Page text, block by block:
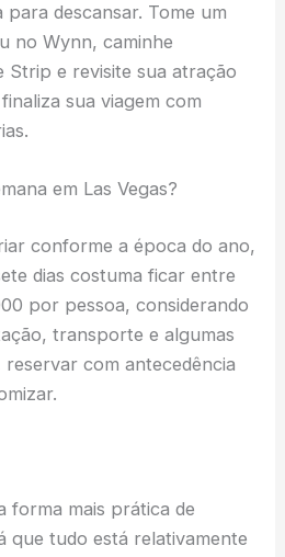
descansar. Tome um
no Wynn, caminhe
Strip e revisite sua atração
sua viagem com
em Las Vegas?
conforme a época do ano,
dias costuma ficar entre
por pessoa, considerando
transporte e algumas
com antecedência
forma mais prática de
que tudo está relativamente